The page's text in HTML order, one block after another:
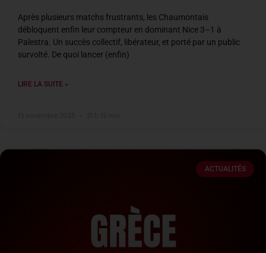
Après plusieurs matchs frustrants, les Chaumontais
débloquent enfin leur compteur en dominant Nice 3–1 à
Palestra. Un succès collectif, libérateur, et porté par un public
survolté. De quoi lancer (enfin)
LIRE LA SUITE »
ACTUALITÉS